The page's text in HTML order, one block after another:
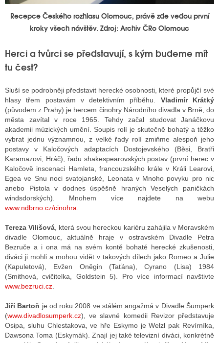
Recepce Českého rozhlasu Olomouc, právě zde vedou první
kroky všech návštěv. Zdroj: Archiv ČRo Olomouc
Herci a tvůrci se představují, s kým budeme mít
tu čest?
Sluší se podrobněji představit herecké osobnosti, které propůjčí své
hlasy třem postavám v detektivním příběhu. Vladimír Krátký
(původem z Prahy) je hercem činohry Národního divadla v Brně, do
města zavítal v roce 1965. Tehdy začal studovat Janáčkovu
akademii múzických umění. Soupis rolí je skutečně bohatý a těžko
vybrat jednu významnou, z velké řady rolí zmiňme alespoň jeho
postavy v Kaločových adaptacích Dostojevského (Běsi, Bratři
Karamazovi, Hráč), řadu shakespearovských postav (první herec v
Kaločově inscenaci Hamleta, francouzského krále v Králi Learovi,
Egea ve Snu noci svatojanské, Leonata v Mnoho povyku pro nic
anebo Pistola v dodnes úspěšně hraných Veselých paničkách
windsdorských). Mnohem více najdete na webu
www.ndbrno.cz/cinohra
Tereza Vilišová , která svou hereckou kariéru zahájila v Moravském
divadle Olomouc, aktuálně hraje v ostravském Divadle Petra
Bezruče a i ona má na svém kontě bohaté herecké zkušenosti,
diváci ji mohli a mohou vidět v takových dílech jako Romeo a Julie
(Kapuletová), Evžen Oněgin (Taťána), Cyrano (Lisa) 1984
(Smithová, cvičitelka, Goldstein 5). Pro více informací navštivte
www.bezruci.cz
Jiří Bartoň je od roku 2008 ve stálém angažmá v Divadle Šumperk
(www.divadlosumperk.cz), ve slavné komedii Revizor představuje
Osipa, sluhu Chlestakova, ve hře Eskymo je Welzl pak Revírníka,
Dawsona Toma (Eskymák). Znají jej také televizní diváci, konkrétně